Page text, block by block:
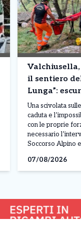
il sentiero
Lunga”:
recuperata
Alpino
Una scivolata
caduta e
con le proprie
necessario
Soccorso Alpino
un’escursionista
pomeriggio di
è scattato dopo
07/08/2026